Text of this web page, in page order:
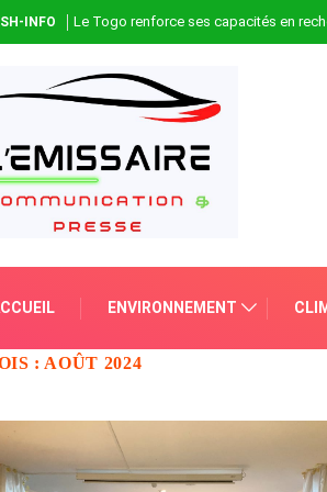
INFO Le Togo renforce ses capacités en
ENVIRONNEMENT
: AOÛT 2024